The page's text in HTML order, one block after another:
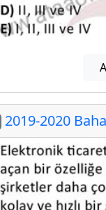
A
2019-2020